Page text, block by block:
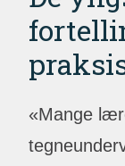
«Mange